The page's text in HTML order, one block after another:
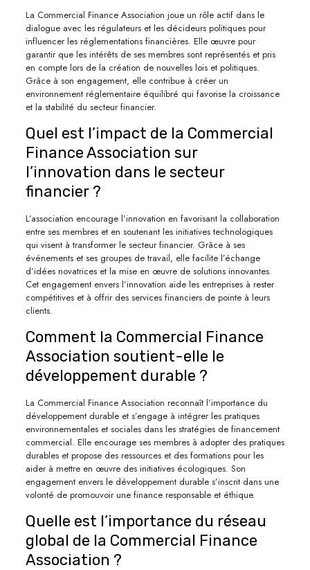
La Commercial Finance Association joue un rôle actif dans le
dialogue avec les régulateurs et les décideurs politiques pour
influencer les réglementations financières. Elle œuvre pour
garantir que les intérêts de ses membres sont représentés et pris
en compte lors de la création de nouvelles lois et politiques.
Grâce à son engagement, elle contribue à créer un
environnement réglementaire équilibré qui favorise la croissance
et la stabilité du secteur financier.
Quel est l’impact de la Commercial
Finance Association sur
l’innovation dans le secteur
financier ?
L’association encourage l’innovation en favorisant la collaboration
entre ses membres et en soutenant les initiatives technologiques
qui visent à transformer le secteur financier. Grâce à ses
événements et ses groupes de travail, elle facilite l’échange
d’idées novatrices et la mise en œuvre de solutions innovantes.
Cet engagement envers l’innovation aide les entreprises à rester
compétitives et à offrir des services financiers de pointe à leurs
clients.
Comment la Commercial Finance
Association soutient-elle le
développement durable ?
La Commercial Finance Association reconnaît l’importance du
développement durable et s’engage à intégrer les pratiques
environnementales et sociales dans les stratégies de financement
commercial. Elle encourage ses membres à adopter des pratiques
durables et propose des ressources et des formations pour les
aider à mettre en œuvre des initiatives écologiques. Son
engagement envers le développement durable s’inscrit dans une
volonté de promouvoir une finance responsable et éthique.
Quelle est l’importance du réseau
global de la Commercial Finance
Association ?